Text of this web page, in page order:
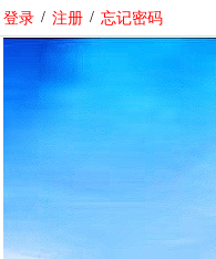
登录 / 注册 / 忘记密码